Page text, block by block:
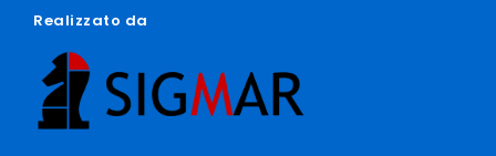
Realizzato da